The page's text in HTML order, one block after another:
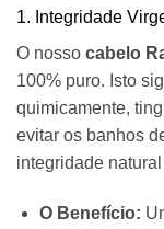
1. Integridade
O nosso cabelo
100% puro. Isto
quimicamente,
evitar os banhos
integridade
O Benefício: